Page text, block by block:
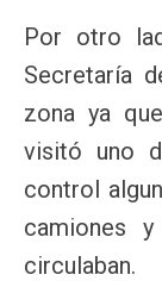
Por otro
Secretaría
zona ya
visitó uno
control
camiones
circulaban.